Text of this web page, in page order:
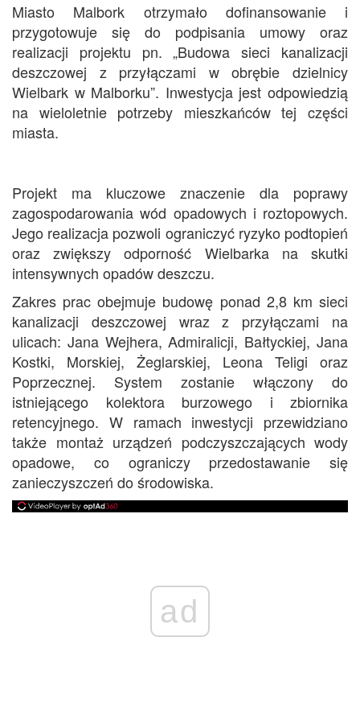
Miasto Malbork otrzymało dofinansowanie i
przygotowuje się do podpisania umowy oraz
realizacji projektu pn. „Budowa sieci kanalizacji
deszczowej z przyłączami w obrębie dzielnicy
Wielbark w Malborku”. Inwestycja jest odpowiedzią
na wieloletnie potrzeby mieszkańców tej części
miasta.
Projekt ma kluczowe znaczenie dla poprawy
zagospodarowania wód opadowych i roztopowych.
Jego realizacja pozwoli ograniczyć ryzyko podtopień
oraz zwiększy odporność Wielbarka na skutki
intensywnych opadów deszczu.
Zakres prac obejmuje budowę ponad 2,8 km sieci
kanalizacji deszczowej wraz z przyłączami na
ulicach: Jana Wejhera, Admiralicji, Bałtyckiej, Jana
Kostki, Morskiej, Żeglarskiej, Leona Teligi oraz
Poprzecznej. System zostanie włączony do
istniejącego kolektora burzowego i zbiornika
retencyjnego. W ramach inwestycji przewidziano
także montaż urządzeń podczyszczających wody
opadowe, co ograniczy przedostawanie się
zanieczyszczeń do środowiska.
ad